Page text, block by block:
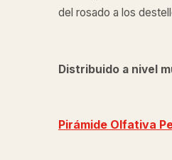
del rosado a los
Distribuido a nivel
Pirámide Olfativa